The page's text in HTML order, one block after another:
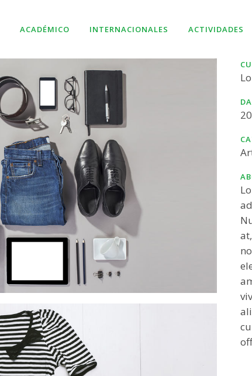
ACADÉMICO INTERNACIONALES ACTIVIDADES